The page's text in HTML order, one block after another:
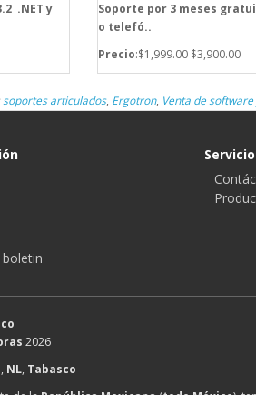
.NET y
Soporte por 3 meses
o telefó..
Precio:$1,999.00 $3,900.00
soportes articulados, Ergotron, Venta de
2026
, NL, Tabasco